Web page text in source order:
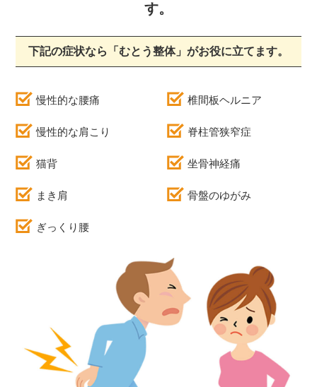
す。
下記の症状なら「むとう整体」がお役に立てます。
慢性的な腰痛
慢性的な肩こり
猫背
まき肩
ぎっくり腰
椎間板ヘルニア
脊柱管狭窄症
坐骨神経痛
骨盤のゆがみ